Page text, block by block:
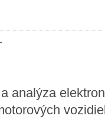
analýza